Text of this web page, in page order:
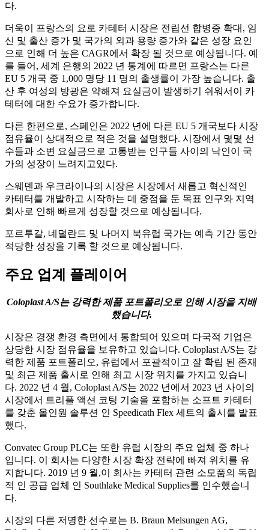
다.
더욱이 프랑스의 요로 카테터 시장은 전립선 합병증 확대, 임
신 및 출산 증가 및 국가의 외과 용량 증가와 같은 성장 요인
으로 인해 더 높은 CAGR에서 확장 될 것으로 예상됩니다. 예
를 들어, 세계 은행의 2022 년 통계에 따르면 프랑스는 다른
EU 5 개국 중 1,000 명당 11 명의 출생률이 가장 높습니다. 출
산 후 여성의 방광은 약해져 요실금이 발생하기 쉬워서이 카
테터에 대한 수요가 증가합니다.
다른 한편으로, 스페인은 2022 년에 다른 EU 5 개국보다 시장
점유율이 상대적으로 적은 것을 설명했다. 시장에서 몇몇 선
수들과 소변 요실금으로 고통받는 인구들 사이의 낙인이 국
가의 성장이 느려지고있다.
스웨덴과 우크라이나의 시장은 시장에서 새롭고 혁신적인
카테터를 개발하고 시작하는 데 중점을 둔 목표 인구와 지역
회사로 인해 빠르게 성장할 것으로 예상됩니다.
포르투갈, 네덜란드 및 나머지 북유럽 국가는 예측 기간 동안
적당한 성장을 기록 할 것으로 예상됩니다.
주요 업계 플레이어
Coloplast A/S는 강력한 제품 포트폴리오로 인해 시장을 지배
했습니다.
시장은 경쟁 환경 측면에서 통합되어 있으며 다국적 기업은
상당한 시장 점유율을 보유하고 있습니다. Coloplast A/S는 강
력한 제품 포트폴리오, 유럽에서 포괄적이고 잘 확립 된 존재
및 최근 제품 출시로 인해 최고 시장 위치를 ​​가지고 있습니
다. 2022 년 4 월, Coloplast A/S는 2022 년에서 2023 년 사이의
시장에서 트리플 액션 코팅 기술을 포함하는 소프트 카테터
를 갖춘 올인원 솔루션 인 Speedicath Flex 세트의 출시를 발표
했다.
Convatec Group PLC는 또한 유럽 시장의 주요 업체 중 하나
입니다. 이 회사는 다양한 시장 확장 전략에 빠져 위치를 유
지합니다. 2019 년 9 월,이 회사는 카테터 관련 소모품의 독립
적 인 공급 업체 인 Southlake Medical Supplies를 인수했습니
다.
시장의 다른 저명한 선수로는 B. Braun Melsungen AG,